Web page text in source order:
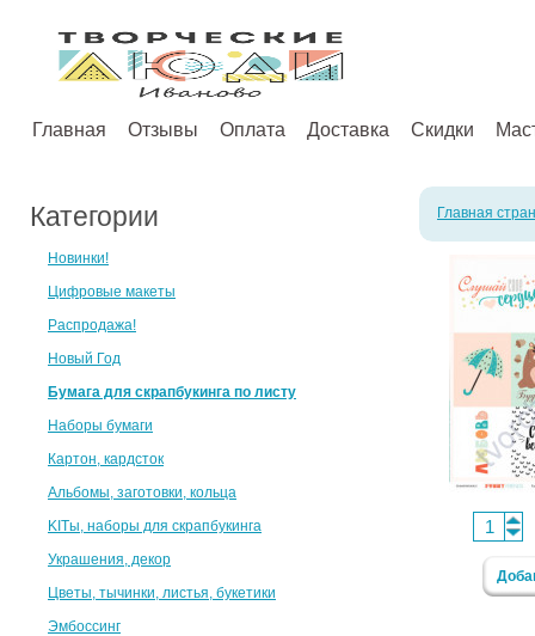
Главная Отзывы Оплата Доставка Скидки
Категории
Новинки!
Цифровые макеты
Распродажа!
Новый Год
Бумага для скрапбукинга по листу
Наборы бумаги
Картон, кардсток
Альбомы, заготовки, кольца
KITы, наборы для скрапбукинга
Украшения, декор
Цветы, тычинки, листья, букетики
Эмбоссинг
Главная